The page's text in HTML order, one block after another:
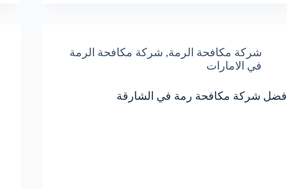
شركة مكافحة الرمة, شركة مكافحة الرمة
في الامارات
افضل شركة مكافحة رمة في الشارقة